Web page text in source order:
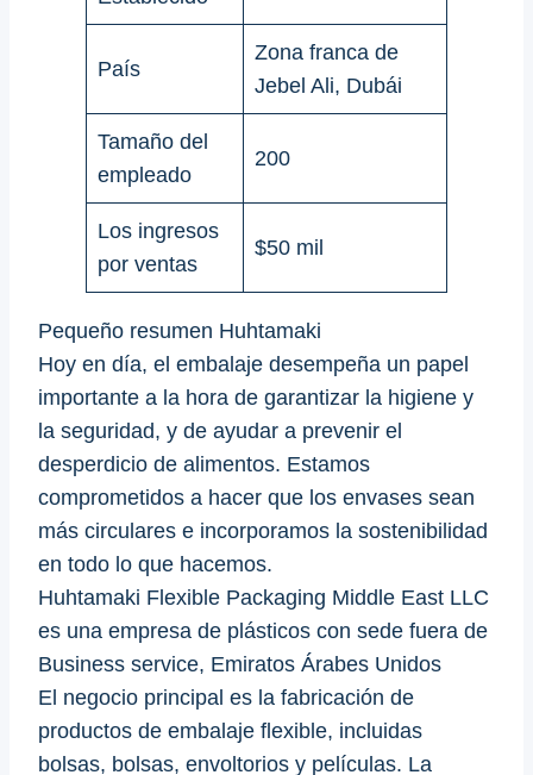
País
Zona franca de
Jebel Ali, Dubái
Tamaño del
empleado
200
Los ingresos
por ventas
$50 mil
Pequeño resumen Huhtamaki
Hoy en día, el embalaje desempeña un papel
importante a la hora de garantizar la higiene y
la seguridad, y de ayudar a prevenir el
desperdicio de alimentos. Estamos
comprometidos a hacer que los envases sean
más circulares e incorporamos la sostenibilidad
en todo lo que hacemos.
Huhtamaki Flexible Packaging Middle East LLC
es una empresa de plásticos con sede fuera de
Business service, Emiratos Árabes Unidos
El negocio principal es la fabricación de
productos de embalaje flexible, incluidas
bolsas, bolsas, envoltorios y películas. La